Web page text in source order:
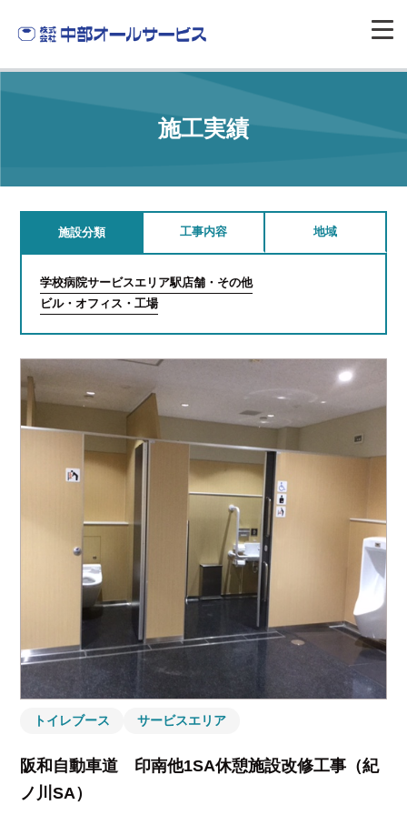
施工実績
施設分類 工事内容 地域
学校病院サービスエリア駅店舗・その他
ビル・オフィス・工場
トイレブース サービスエリア
阪和自動車道 印南他1SA休憩施設改修工事（紀
ノ川SA）